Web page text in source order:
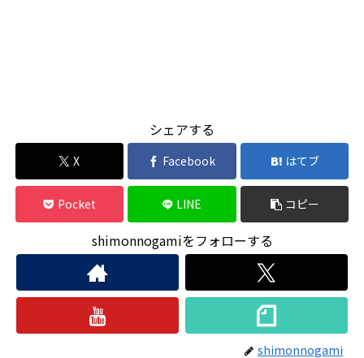
シェアする
X Facebook はてブ
Pocket LINE コピー
shimonnogamiをフォローする
shimonnogami